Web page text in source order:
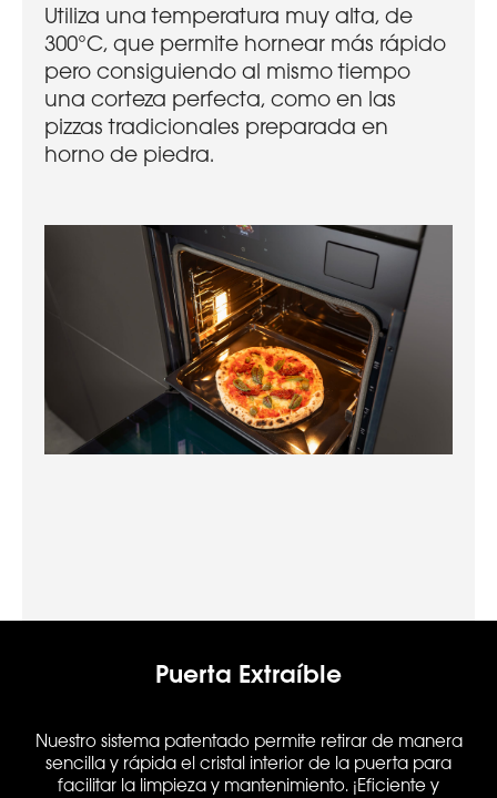
Utiliza una temperatura muy alta, de
300°C, que permite hornear más rápido
pero consiguiendo al mismo tiempo
una corteza perfecta, como en las
pizzas tradicionales preparada en
horno de piedra.
Puerta Extraíble
Nuestro sistema patentado permite retirar de manera
sencilla y rápida el cristal interior de la puerta para
facilitar la limpieza y mantenimiento. ¡Eficiente y